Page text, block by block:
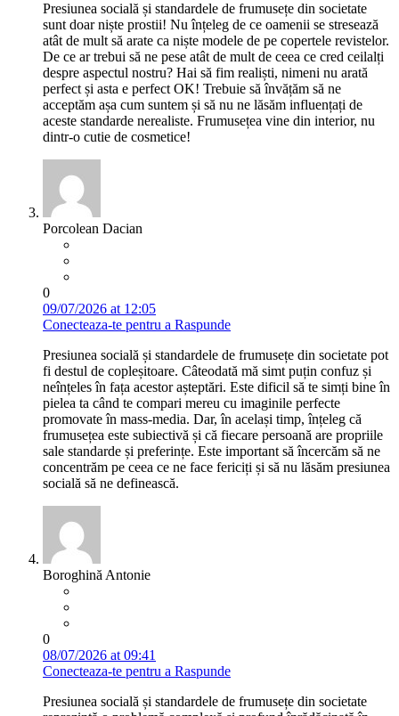
Presiunea socială și standardele de frumusețe din societate
sunt doar niște prostii! Nu înțeleg de ce oamenii se stresează
atât de mult să arate ca niște modele de pe copertele revistelor.
De ce ar trebui să ne pese atât de mult de ceea ce cred ceilalți
despre aspectul nostru? Hai să fim realiști, nimeni nu arată
perfect și asta e perfect OK! Trebuie să învățăm să ne
acceptăm așa cum suntem și să nu ne lăsăm influențați de
aceste standarde nerealiste. Frumusețea vine din interior, nu
dintr-o cutie de cosmetice!
Porcolean Dacian
0
09/07/2026 at 12:05
Conecteaza-te pentru a Raspunde
Presiunea socială și standardele de frumusețe din societate pot
fi destul de copleșitoare. Câteodată mă simt puțin confuz și
neînțeles în fața acestor așteptări. Este dificil să te simți bine în
pielea ta când te compari mereu cu imaginile perfecte
promovate în mass-media. Dar, în același timp, înțeleg că
frumusețea este subiectivă și că fiecare persoană are propriile
sale standarde și preferințe. Este important să încercăm să ne
concentrăm pe ceea ce ne face fericiți și să nu lăsăm presiunea
socială să ne definească.
Boroghină Antonie
0
08/07/2026 at 09:41
Conecteaza-te pentru a Raspunde
Presiunea socială și standardele de frumusețe din societate